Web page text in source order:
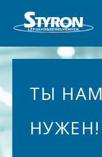
ТЫ НАМ
НУЖЕН!